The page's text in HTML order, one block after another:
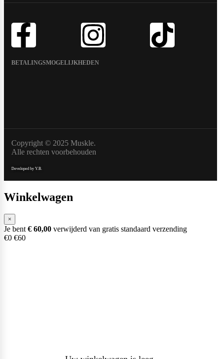
BETALINGSMOGELIJKHEDEN
Copyright © 2025 Muskle.
Alle rechten voorbehouden
Developed by Y.B.
Winkelwagen
×
Je bent € 60,00 verwijderd van gratis standaard verzending
€0 €60